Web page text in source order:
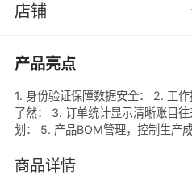
店铺
产品亮点
1. 身份验证保障数据安全： 2. 工作提醒功能强大，待办事项一目
了然： 3. 订单统计显示清晰账目往来： 4. 协助企业老板战略规
划： 5. 产品BOM管理，控制生产成本，提高生产效率 6. 内部数据
有序 8. 订单全程跟踪，控制周期
商品详情